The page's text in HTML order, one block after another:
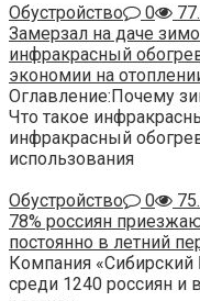
Обустройство
0
Замерзал на даче
инфракрасный
экономии на
Оглавление:Почему
Что такое
инфракрасный
использования
Обустройство
0
78% россиян
постоянно в летний
Компания
среди 1240 россиян и